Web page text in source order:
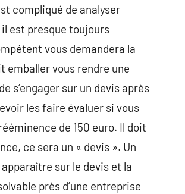
compliqué de analyser
est presque toujours
vous demandera la
emballer vous rendre une
s’engager sur un devis après
les faire évaluer si vous
de 150 euro. Il doit
ce sera un « devis ». Un
sur le devis et la
près d’une entreprise